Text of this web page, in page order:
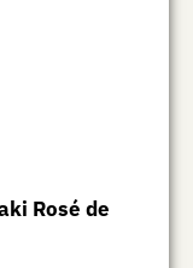
Rosé de